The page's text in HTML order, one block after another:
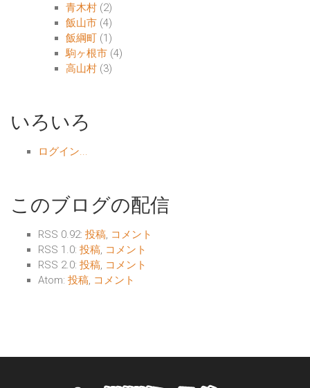
青木村 (2)
飯山市 (4)
飯綱町 (1)
駒ヶ根市 (4)
高山村 (3)
いろいろ
ログイン...
このブログの配信
RSS 0.92: 投稿, コメント
RSS 1.0: 投稿, コメント
RSS 2.0: 投稿, コメント
Atom: 投稿, コメント